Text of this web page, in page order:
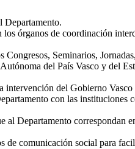
Departamento.
órganos de coordinación
Seminarios,
del País Vasco y del
intervención del Gobierno
con las instituciones
al Departamento correspondan
de comunicación social para